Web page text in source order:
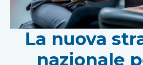
La nuova
nazionale